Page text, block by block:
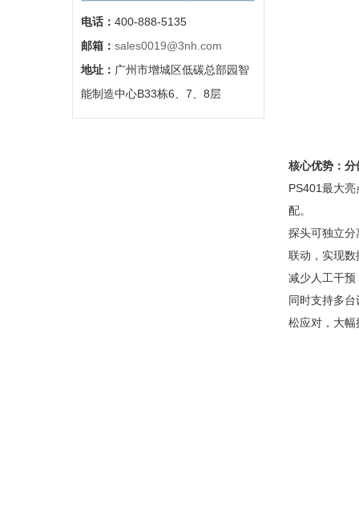
电话： 400-888-5135
邮箱： sales0019@3nh.com
地址： 广州市增城区低碳总部园智
能制造中心B33栋6、7、8层
核心优势：
PS401最大
配。
探头可独立
联动，实现
减少人工干
同时支持多
松应对，大